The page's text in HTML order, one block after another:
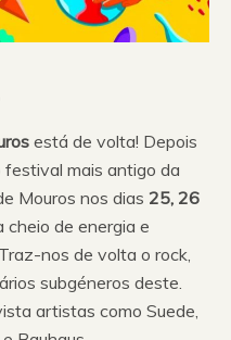
está de volta! Depois
mais antigo da
Mouros nos dias 25, 26
cheio de energia e
nos de volta o rock,
subgéneros deste.
artistas como Suede,